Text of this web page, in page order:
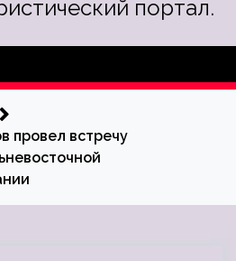
портал.
провел встречу